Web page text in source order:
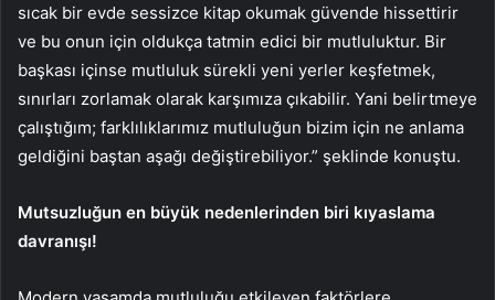
sıcak bir evde sessizce kitap okumak güvende hissettirir
ve bu onun için oldukça tatmin edici bir mutluluktur. Bir
başkası içinse mutluluk sürekli yeni yerler keşfetmek,
sınırları zorlamak olarak karşımıza çıkabilir. Yani belirtmeye
çalıştığım; farklılıklarımız mutluluğun bizim için ne anlama
geldiğini baştan aşağı değiştirebiliyor.” şeklinde konuştu.
Mutsuzluğun en büyük nedenlerinden biri kıyaslama
davranışı!